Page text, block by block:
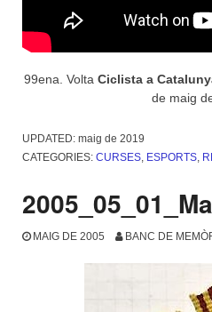
99ena. Volta Ciclista a
de maig
UPDATED: maig de 2019
CATEGORIES: CURSES ESPORTS
MAIG DE 2005 BANC DE